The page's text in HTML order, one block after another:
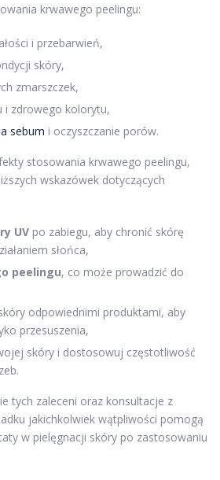
krwawego peelingu:
i przebarwień,
skóry,
zmarszczek,
i zdrowego kolorytu,
sebum i oczyszczanie porów.
stosowania krwawego peelingu,
wskazówek dotyczących
UV po zabiegu, aby chronić skórę
słońca,
peelingu, co może prowadzić do
odpowiednimi produktami, aby
przesuszenia,
skóry i dostosowuj częstotliwość
tych zaleceni oraz konsultacje z
jakichkolwiek wątpliwości pomogą
w pielęgnacji skóry po zastosowaniu